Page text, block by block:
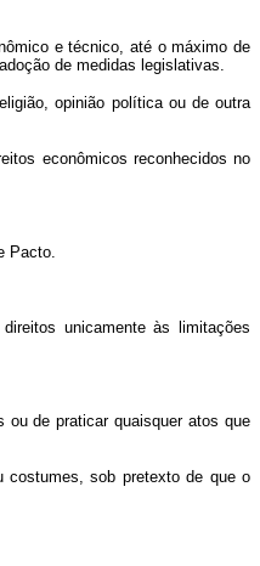
e técnico, até o máximo de
de medidas legislativas.
opinião política ou de outra
econômicos reconhecidos no
Pacto.
unicamente às limitações
ou de praticar quaisquer atos que
costumes, sob pretexto de que o